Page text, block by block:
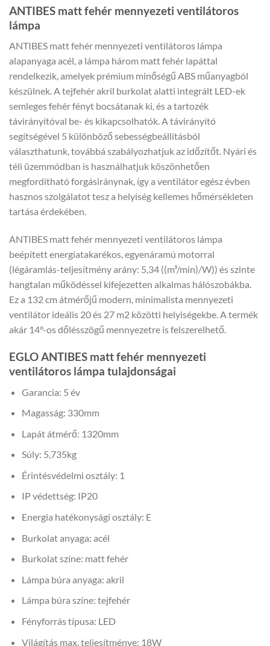
ANTIBES matt fehér mennyezeti ventilátoros
lámpa
ANTIBES matt fehér mennyezeti ventilátoros lámpa
alapanyaga acél, a lámpa három matt fehér lapáttal
rendelkezik, amelyek prémium minőségű ABS műanyagból
készülnek. A tejfehér akril burkolat alatti integrált LED-ek
semleges fehér fényt bocsátanak ki, és a tartozék
távirányítóval be- és kikapcsolhatók. A távirányító
segítségével 5 különböző sebességbeállításból
választhatunk, továbbá szabályozhatjuk az időzítőt. Nyári és
téli üzemmódban is használhatjuk köszönhetően
megfordítható forgásiránynak, így a ventilátor egész évben
hasznos szolgálatot tesz a helyiség kellemes hőmérsékleten
tartása érdekében.
ANTIBES matt fehér mennyezeti ventilátoros lámpa
beépített energiatakarékos, egyenáramú motorral
(légáramlás-teljesítmény arány: 5,34 ((m³/min)/W)) és szinte
hangtalan működéssel kifejezetten alkalmas hálószobákba.
Ez a 132 cm átmérőjű modern, minimalista mennyezeti
ventilátor ideális 20 és 27 m2 közötti helyiségekbe. A termék
akár 14°-os dőlésszögű mennyezetre is felszerelhető.
EGLO ANTIBES matt fehér mennyezeti
ventilátoros lámpa tulajdonságai
Garancia: 5 év
Magasság: 330mm
Lapát átmérő: 1320mm
Súly: 5,735kg
Érintésvédelmi osztály: 1
IP védettség: IP20
Energia hatékonysági osztály: E
Burkolat anyaga: acél
Burkolat színe: matt fehér
Lámpa búra anyaga: akril
Lámpa búra színe: tejfehér
Fényforrás típusa: LED
Világítás max. teljesítménye: 18W